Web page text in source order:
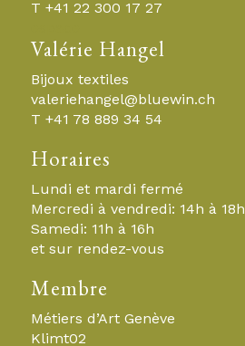
T +41 22 300 17 27
Valérie Hangel
Bijoux textiles
valeriehangel@bluewin.ch
T +41 78 889 34 54
Horaires
Lundi et mardi fermé
Mercredi à vendredi: 14h à 18h
Samedi: 11h à 16h
et sur rendez-vous
Membre
Métiers d’Art Genève
Klimt02